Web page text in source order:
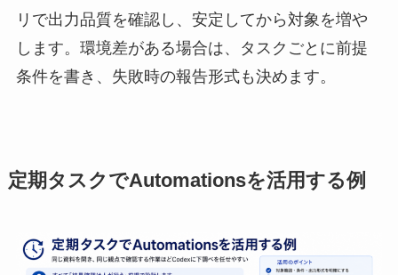
リで出力品質を確認し、安定してから対象を増や
します。環境差がある場合は、タスクごとに前提
条件を書き、失敗時の報告形式も決めます。
定期タスクでAutomationsを活用する例